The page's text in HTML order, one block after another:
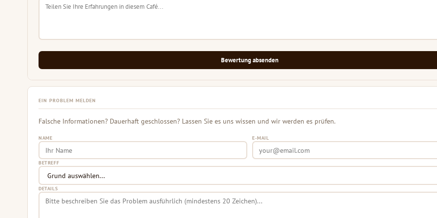
Bewertung absenden
EIN PROBLEM MELDEN
Falsche Informationen? Dauerhaft geschlossen? Lassen Sie es uns wissen und wir werden es prüfen.
NAME E-MAIL
BETREFF
DETAILS